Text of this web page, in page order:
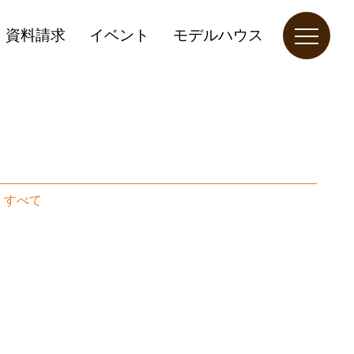
資料請求 イベント モデルハウス
すべて